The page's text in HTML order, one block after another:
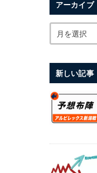
アーカイブ
新しい記事